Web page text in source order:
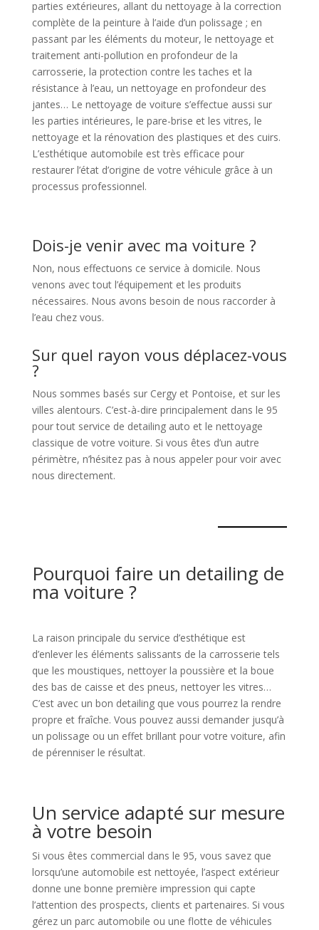
parties extérieures, allant du nettoyage à la correction
complète de la peinture à l’aide d’un polissage ; en
passant par les éléments du moteur, le nettoyage et
traitement anti-pollution en profondeur de la
carrosserie, la protection contre les taches et la
résistance à l’eau, un nettoyage en profondeur des
jantes… Le nettoyage de voiture s’effectue aussi sur
les parties intérieures, le pare-brise et les vitres, le
nettoyage et la rénovation des plastiques et des cuirs.
L’esthétique automobile est très efficace pour
restaurer l’état d’origine de votre véhicule grâce à un
processus professionnel.
Dois-je venir avec ma voiture ?
Non, nous effectuons ce service à domicile. Nous
venons avec tout l’équipement et les produits
nécessaires. Nous avons besoin de nous raccorder à
l’eau chez vous.
Sur quel rayon vous déplacez-vous
?
Nous sommes basés sur Cergy et Pontoise, et sur les
villes alentours. C’est-à-dire principalement dans le 95
pour tout service de detailing auto et le nettoyage
classique de votre voiture. Si vous êtes d’un autre
périmètre, n’hésitez pas à nous appeler pour voir avec
nous directement.
Pourquoi faire un detailing de
ma voiture ?
La raison principale du service d’esthétique est
d’enlever les éléments salissants de la carrosserie tels
que les moustiques, nettoyer la poussière et la boue
des bas de caisse et des pneus, nettoyer les vitres…
C’est avec un bon detailing que vous pourrez la rendre
propre et fraîche. Vous pouvez aussi demander jusqu’à
un polissage ou un effet brillant pour votre voiture, afin
de pérenniser le résultat.
Un service adapté sur mesure
à votre besoin
Si vous êtes commercial dans le 95, vous savez que
lorsqu’une automobile est nettoyée, l’aspect extérieur
donne une bonne première impression qui capte
l’attention des prospects, clients et partenaires. Si vous
gérez un parc automobile ou une flotte de véhicules